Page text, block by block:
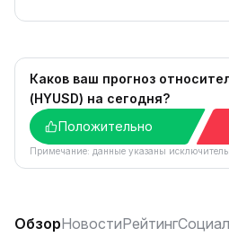
Каков ваш прогноз
(HYUSD) на сегодня?
Положительно
Примечание: данные указаны
ОбзорНовостиРейтинг